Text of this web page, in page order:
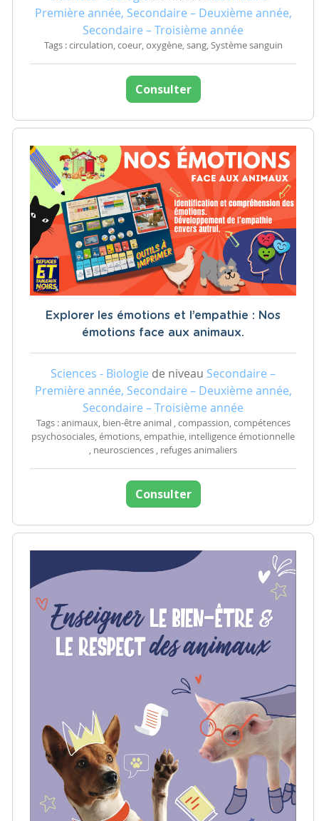
Première année, Secondaire – Deuxième année,
Secondaire – Troisième année
Tags : circulation, coeur, oxygène, sang, Système sanguin
Consulter
Explorer les émotions et l’empathie : Nos
émotions face aux animaux.
Sciences - Biologie de niveau Secondaire –
Première année, Secondaire – Deuxième année,
Secondaire – Troisième année
Tags : animaux, bien-être animal , compassion, compétences
psychosociales, émotions, empathie, intelligence émotionnelle
, neurosciences , refuges animaliers
Consulter